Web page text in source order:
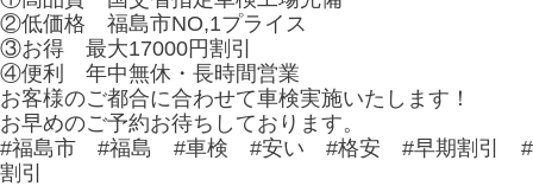
②低価格 福島市NO,1プライス
③お得 最大17000円割引
④便利 年中無休・長時間営業
お客様のご都合に合わせて車検実施いたします！
お早めのご予約お待ちしております。
#福島市 #福島 #車検 #安い #格安 #早期割引 #
割引